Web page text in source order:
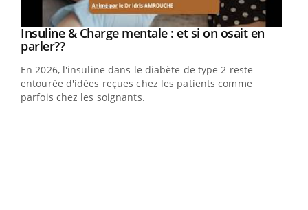
Youtube
Insuline & Charge mentale : et si on osait en
parler??Youtube
En 2026, l'insuline dans le diabète de type 2 reste
entourée d'idées reçues chez les patients comme
parfois chez les soignants.